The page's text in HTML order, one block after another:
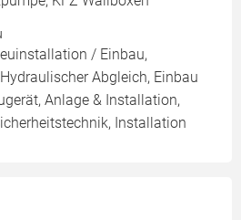
/ Einbau,
Abgleich, Einbau
Anlage & Installation,
Installation